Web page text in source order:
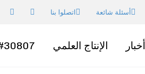
أسئلة شائعة اتصلوا بنا
أخبار الإنتاج العلمي (no title)